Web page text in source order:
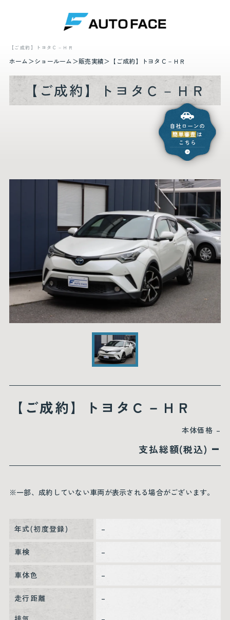
【ご成約】トヨタＣ－ＨＲ
ホーム ショールーム 販売実績 【ご成約】トヨタＣ－ＨＲ
【ご成約】トヨタＣ－ＨＲ
【ご成約】トヨタＣ－ＨＲ
本体価格 –
支払総額(税込) –
※一部、成約していない車両が表示される場合がございます。
年式(初度登録) –
車検 –
車体色 –
走行距離
–